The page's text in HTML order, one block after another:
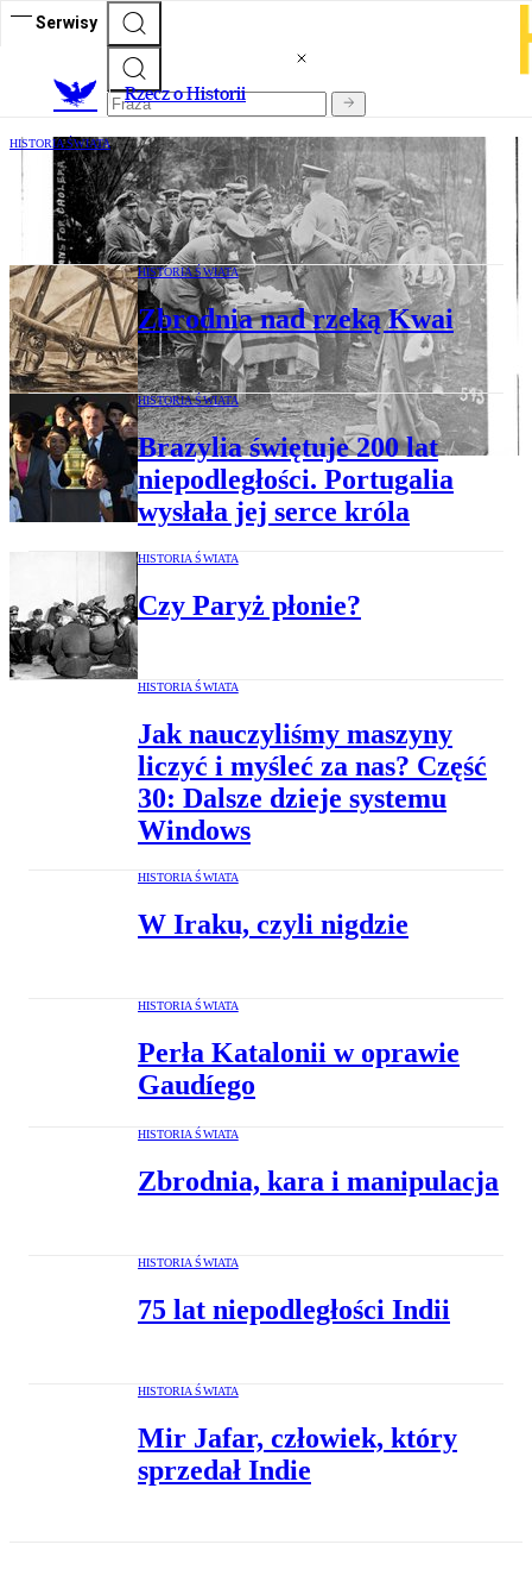
Serwisy
Rzecz o Historii
HISTORIA ŚWIATA
Historia szczepionkowej wojny
HISTORIA ŚWIATA
Zbrodnia nad rzeką Kwai
HISTORIA ŚWIATA
Brazylia świętuje 200 lat
niepodległości. Portugalia
wysłała jej serce króla
HISTORIA ŚWIATA
Czy Paryż płonie?
HISTORIA ŚWIATA
Jak nauczyliśmy maszyny
liczyć i myśleć za nas? Część
30: Dalsze dzieje systemu
Windows
HISTORIA ŚWIATA
W Iraku, czyli nigdzie
HISTORIA ŚWIATA
Perła Katalonii w oprawie
Gaudíego
HISTORIA ŚWIATA
Zbrodnia, kara i manipulacja
HISTORIA ŚWIATA
75 lat niepodległości Indii
HISTORIA ŚWIATA
Mir Jafar, człowiek, który
sprzedał Indie